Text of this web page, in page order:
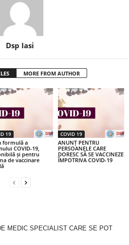
Dsp Iasi
MORE FROM AUTHOR
19
formulă a
COVID-19,
și pentru
de vaccinare
COVID 19
ANUNȚ PENTRU
PERSOANELE CARE
DORESC SĂ SE VACCINEZE
ÎMPOTRIVA COVID-19
MEDIC SPECIALIST CARE SE POT